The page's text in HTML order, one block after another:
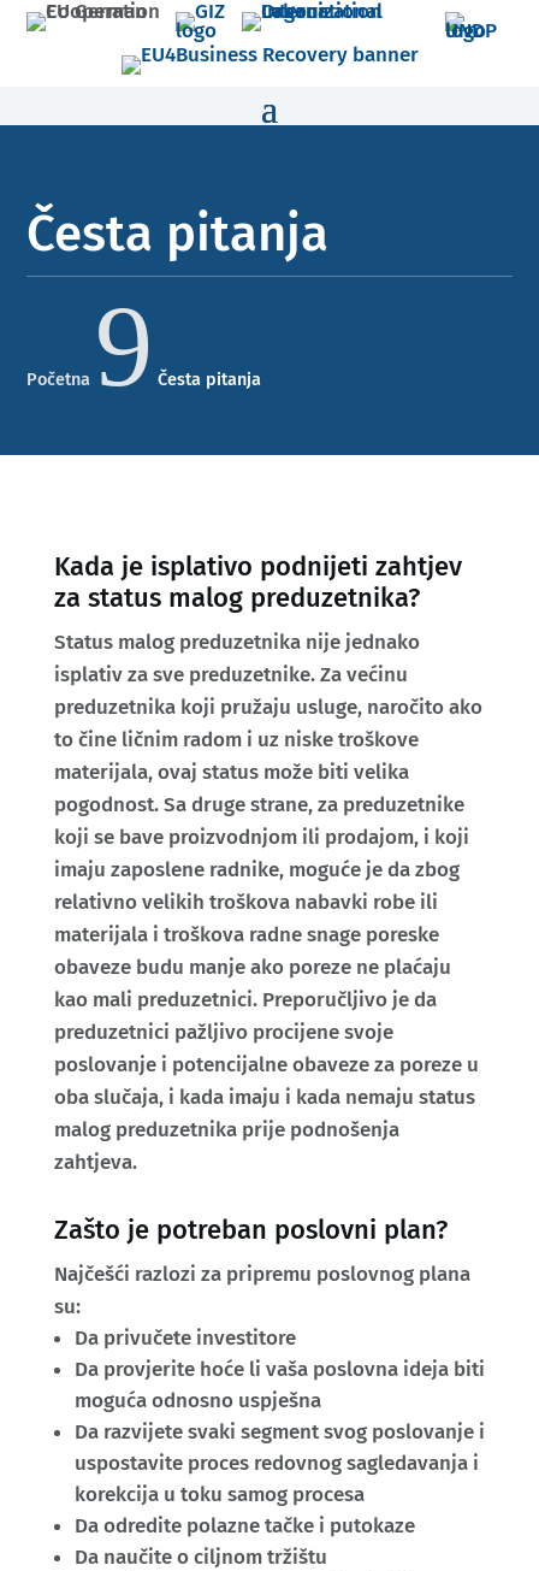
Česta pitanja
Početna 9 Česta pitanja
Kada je isplativo podnijeti zahtjev
za status malog preduzetnika?
Status malog preduzetnika nije jednako
isplativ za sve preduzetnike. Za većinu
preduzetnika koji pružaju usluge, naročito ako
to čine ličnim radom i uz niske troškove
materijala, ovaj status može biti velika
pogodnost. Sa druge strane, za preduzetnike
koji se bave proizvodnjom ili prodajom, i koji
imaju zaposlene radnike, moguće je da zbog
relativno velikih troškova nabavki robe ili
materijala i troškova radne snage poreske
obaveze budu manje ako poreze ne plaćaju
kao mali preduzetnici. Preporučljivo je da
preduzetnici pažljivo procijene svoje
poslovanje i potencijalne obaveze za poreze u
oba slučaja, i kada imaju i kada nemaju status
malog preduzetnika prije podnošenja
zahtjeva.
Zašto je potreban poslovni plan?
Najčešći razlozi za pripremu poslovnog plana
su:
Da privučete investitore
Da provjerite hoće li vaša poslovna ideja biti
moguća odnosno uspješna
Da razvijete svaki segment svog poslovanje i
uspostavite proces redovnog sagledavanja i
korekcija u toku samog procesa
Da odredite polazne tačke i putokaze
Da naučite o ciljnom tržištu